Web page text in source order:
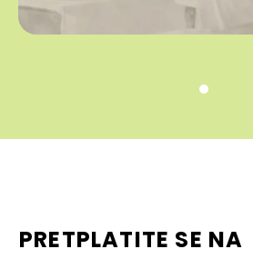
PRETPLATITE SE NA